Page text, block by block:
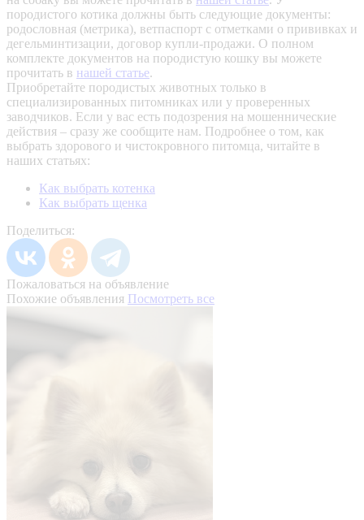
породистого котика должны быть следующие документы:
родословная (метрика), ветпаспорт с отметками о прививках и
дегельминтизации, договор купли-продажи. О полном
комплекте документов на породистую кошку вы можете
прочитать в нашей статье.
Приобретайте породистых животных только в
специализированных питомниках или у проверенных
заводчиков. Если у вас есть подозрения на мошеннические
действия – сразу же сообщите нам. Подробнее о том, как
выбрать здорового и чистокровного питомца, читайте в
наших статьях:
Как выбрать котенка
Как выбрать щенка
Поделиться:
Пожаловаться на объявление
Похожие объявления Посмотреть все